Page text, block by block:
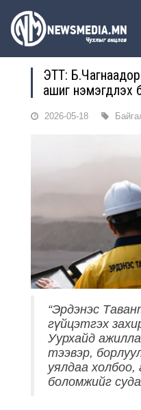
ЭТТ:
ашиг
2026-05-18
“Эрдэнэс
гүйцэтгэх
Уурхайд
тээвэр,
уялдаа холбоо,
боломжийг